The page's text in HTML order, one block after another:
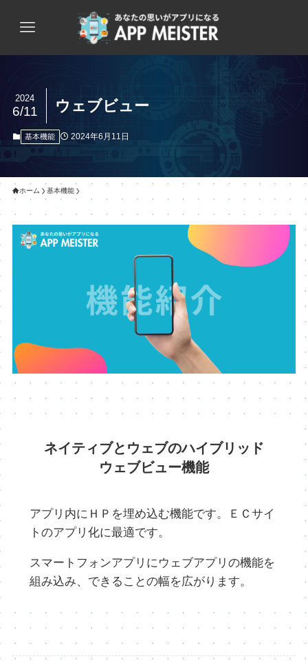
ウェブビュー
2024
6/11
基本機能 2024年6月11日
ホーム 基本機能
ネイティブとウェブのハイブリッド
ウェブビュー機能
アプリ内にＨＰを埋め込む機能です。ＥＣサイ
トのアプリ化に最適です。
スマートフォンアプリにウェブアプリの機能を
組み込み、できることの幅を広がります。